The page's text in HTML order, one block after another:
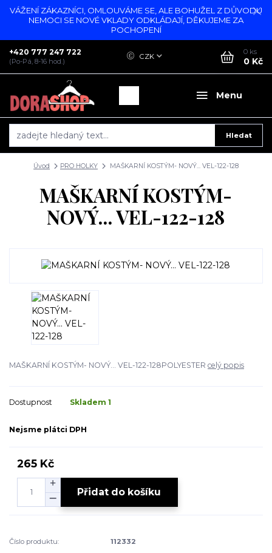
VÁŽENÍ ZÁKAZNÍCI, OMLOUVÁME SE, ALE BOHUŽEL Z DŮVODU
NEMOCI SE NOVÉ VKLADY ODKLÁDAJÍ, DĚKUJEME ZA
POCHOPENÍ
Menu
CZK
Hledat
+420 777 247 722
(Po-Pá, 8-16 hod.)
0 ks
0 Kč
Úvod PRO HOLKY MAŠKARNÍ KOSTÝM- NOVÝ... VEL-122-128
MAŠKARNÍ KOSTÝM-
NOVÝ... VEL-122-128
MAŠKARNÍ KOSTÝM- NOVÝ... VEL-122-128POLYESTER celý popis
Dostupnost Skladem 1
Nejsme plátci DPH
265 Kč
Přidat do košíku
Číslo produktu: 112332